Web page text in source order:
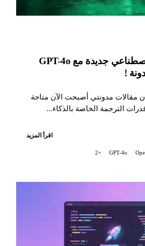
ترجمات ذكاء اصطناعي جديدة مع GPT-4o
!
مقالات مدونتي أصبحت الآن متاحة
الترجمة الخاصة بالذكاء...
اقرأ المزيد
GPT-4o
+2